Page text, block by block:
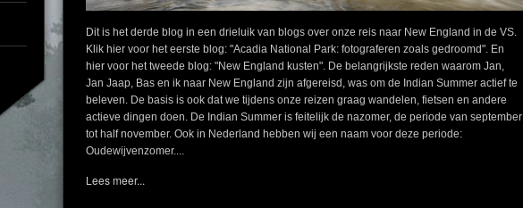
Dit is het derde blog in een drieluik van blogs over onze reis naar New England in de VS.
Klik hier voor het eerste blog: "Acadia National Park: fotograferen zoals gedroomd". En
hier voor het tweede blog: "New England kusten". De belangrijkste reden waarom Jan,
Jan Jaap, Bas en ik naar New England zijn afgereisd, was om de Indian Summer actief te
beleven. De basis is ook dat we tijdens onze reizen graag wandelen, fietsen en andere
actieve dingen doen. De Indian Summer is feitelijk de nazomer, de periode van september
tot half november. Ook in Nederland hebben wij een naam voor deze periode:
Oudewijvenzomer....
Lees meer...